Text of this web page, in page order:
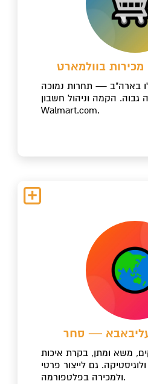
בארה"ב — תחרות נמוכה
גבוה. הקמה וניהול חשבון
Walmart.com.
משא ומתן, בקרת איכות
ולוגיסטיקה. גם לייצור פרטי (Private Label)
ולמכירה בפלטפורמה.